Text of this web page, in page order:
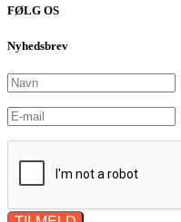
FØLG OS
Nyhedsbrev